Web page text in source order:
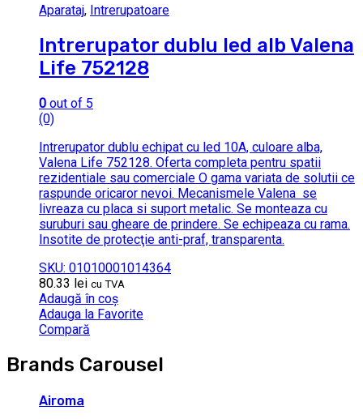
Aparataj, Intrerupatoare
Intrerupator dublu led alb Valena
Life 752128
0 out of 5
(0)
Intrerupator dublu echipat cu led 10A, culoare alba,
Valena Life 752128. Oferta completa pentru spatii
rezidentiale sau comerciale O gama variata de solutii ce
raspunde oricaror nevoi. Mecanismele Valena se
livreaza cu placa si suport metalic. Se monteaza cu
suruburi sau gheare de prindere. Se echipeaza cu rama.
Insotite de protecţie anti-praf, transparenta.
SKU: 01010001014364
80.33 lei cu TVA
Adaugă în coș
Adauga la Favorite
Compară
Brands Carousel
Airoma